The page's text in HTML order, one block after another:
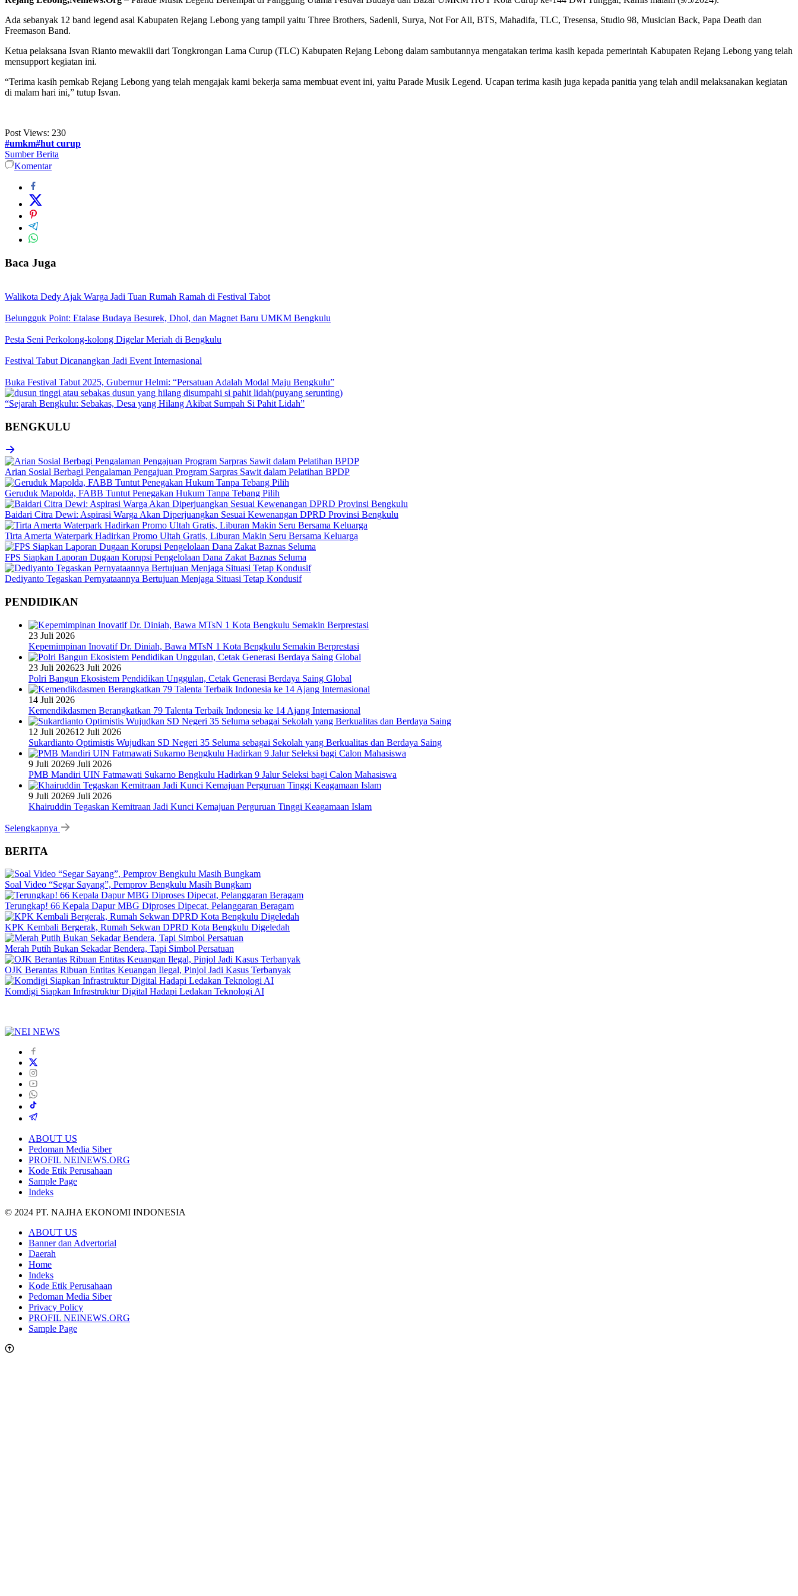
Ada sebanyak 12 band legend asal Kabupaten Rejang Lebong yang tampil yaitu Three Brothers, Sadenli, Surya, Not For All, BTS, Mahadifa, TLC, Tresensa, Studio 98, Musician Back, Papa Death dan
Freemason Band.
Ketua pelaksana Isvan Rianto mewakili dari Tongkrongan Lama Curup (TLC) Kabupaten Rejang Lebong dalam sambutannya mengatakan terima kasih kepada pemerintah Kabupaten Rejang Lebong yang telah
mensupport kegiatan ini.
“Terima kasih pemkab Rejang Lebong yang telah mengajak kami bekerja sama membuat event ini, yaitu Parade Musik Legend. Ucapan terima kasih juga kepada panitia yang telah andil melaksanakan kegiatan
di malam hari ini,” tutup Isvan.
Post Views: 230
#umkm#hut curup
Sumber Berita
Komentar
Baca Juga
Walikota Dedy Ajak Warga Jadi Tuan Rumah Ramah di Festival Tabot
Belungguk Point: Etalase Budaya Besurek, Dhol, dan Magnet Baru UMKM Bengkulu
Pesta Seni Perkolong-kolong Digelar Meriah di Bengkulu
Festival Tabut Dicanangkan Jadi Event Internasional
Buka Festival Tabut 2025, Gubernur Helmi: “Persatuan Adalah Modal Maju Bengkulu”
“Sejarah Bengkulu: Sebakas, Desa yang Hilang Akibat Sumpah Si Pahit Lidah”
BENGKULU
Arian Sosial Berbagi Pengalaman Pengajuan Program Sarpras Sawit dalam Pelatihan BPDP
Geruduk Mapolda, FABB Tuntut Penegakan Hukum Tanpa Tebang Pilih
Baidari Citra Dewi: Aspirasi Warga Akan Diperjuangkan Sesuai Kewenangan DPRD Provinsi Bengkulu
Tirta Amerta Waterpark Hadirkan Promo Ultah Gratis, Liburan Makin Seru Bersama Keluarga
FPS Siapkan Laporan Dugaan Korupsi Pengelolaan Dana Zakat Baznas Seluma
Dediyanto Tegaskan Pernyataannya Bertujuan Menjaga Situasi Tetap Kondusif
PENDIDIKAN
23 Juli 2026
Kepemimpinan Inovatif Dr. Diniah, Bawa MTsN 1 Kota Bengkulu Semakin Berprestasi
23 Juli 202623 Juli 2026
Polri Bangun Ekosistem Pendidikan Unggulan, Cetak Generasi Berdaya Saing Global
14 Juli 2026
Kemendikdasmen Berangkatkan 79 Talenta Terbaik Indonesia ke 14 Ajang Internasional
12 Juli 202612 Juli 2026
Sukardianto Optimistis Wujudkan SD Negeri 35 Seluma sebagai Sekolah yang Berkualitas dan Berdaya Saing
9 Juli 20269 Juli 2026
PMB Mandiri UIN Fatmawati Sukarno Bengkulu Hadirkan 9 Jalur Seleksi bagi Calon Mahasiswa
9 Juli 20269 Juli 2026
Khairuddin Tegaskan Kemitraan Jadi Kunci Kemajuan Perguruan Tinggi Keagamaan Islam
Selengkapnya
BERITA
Soal Video “Segar Sayang”, Pemprov Bengkulu Masih Bungkam
Terungkap! 66 Kepala Dapur MBG Diproses Dipecat, Pelanggaran Beragam
KPK Kembali Bergerak, Rumah Sekwan DPRD Kota Bengkulu Digeledah
Merah Putih Bukan Sekadar Bendera, Tapi Simbol Persatuan
OJK Berantas Ribuan Entitas Keuangan Ilegal, Pinjol Jadi Kasus Terbanyak
Komdigi Siapkan Infrastruktur Digital Hadapi Ledakan Teknologi AI
ABOUT US
Pedoman Media Siber
PROFIL NEINEWS.ORG
Kode Etik Perusahaan
Sample Page
Indeks
© 2024 PT. NAJHA EKONOMI INDONESIA
ABOUT US
Banner dan Advertorial
Daerah
Home
Indeks
Kode Etik Perusahaan
Pedoman Media Siber
Privacy Policy
PROFIL NEINEWS.ORG
Sample Page